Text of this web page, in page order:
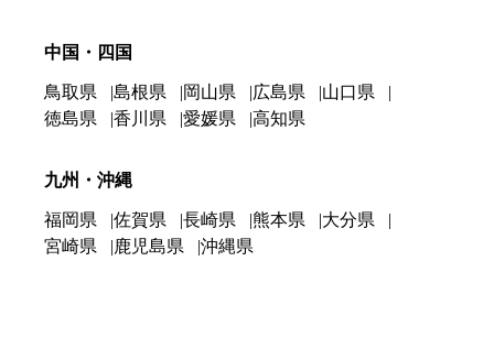
中国・四国
鳥取県 島根県 岡山県 広島県
山口県
徳島県
香川県 愛媛県 高知県
九州・沖縄
福岡県 佐賀県 長崎県 熊本県
大分県
宮崎県
鹿児島県 沖縄県